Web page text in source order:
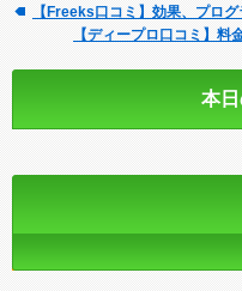
【Freeks口コミ】効果、プロ
【ディープロ口コミ】料
本